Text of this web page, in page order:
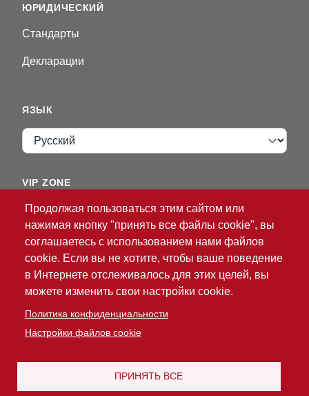
ЮРИДИЧЕСКИЙ
Стандарты
Декларации
Продолжая пользоваться этим сайтом или
нажимая кнопку "принять все файлы cookie", вы
соглашаетесь с использованием нами файлов
cookie. Если вы не хотите, чтобы ваше поведение
в Интернете отслеживалось для этих целей, вы
можете изменить свои настройки cookie.
Политика конфиденциальности
Настройки файлов cookie
ПРИНЯТЬ ВСЕ
ЯЗЫК
Язык
VIP ZONE
Имя пользователя
© 2026 ATG®Intelligent Glove Solutions. Все права
защищены.
конфиденциальности
|
ответственности